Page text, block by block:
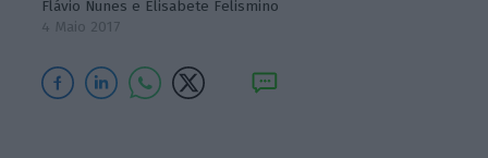
Flávio Nunes e Elisabete Felismino
4 Maio 2017